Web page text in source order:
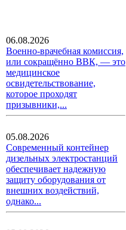
06.08.2026
Военно-врачебная комиссия,
или сокращённо ВВК, — это
медицинское
освидетельствование,
которое проходят
призывники,...
05.08.2026
Современный контейнер
дизельных электростанций
обеспечивает надежную
защиту оборудования от
внешних воздействий,
однако...